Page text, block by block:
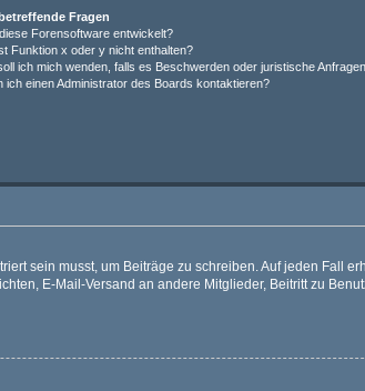
Fragen
Forensoftware entwickelt?
Funktion x oder y nicht enthalten?
ich mich wenden, falls es Beschwerden oder juristische
ich einen Administrator des Boards kontaktieren?
sein musst, um Beiträge zu schreiben. Auf jeden Fall
E-Mail-Versand an andere Mitglieder, Beitritt zu